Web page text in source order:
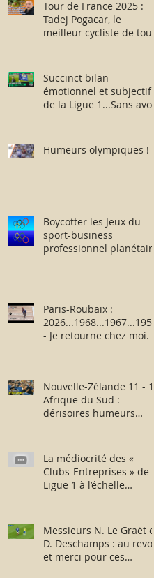
en milieu hostile !
Tour de France 2025 :
Tadej Pogacar, le
meilleur cycliste de tous
Armstrong revisitée ?
Succinct bilan
émotionnel et subjectif
de la Ligue 1...Sans avoir
Humeurs olympiques !
Boycotter les Jeux du
sport-business
professionnel planétaire
Paris-Roubaix :
2026...1968...1967...1957
- Je retourne chez moi.
Nouvelle-Zélande 11 - 12
Afrique du Sud :
dérisoires humeurs
La médiocrité des «
Clubs-Entreprises » de
Ligue 1 à l’échelle
Messieurs N. Le Graët et
D. Deschamps : au revoir
et merci pour ces